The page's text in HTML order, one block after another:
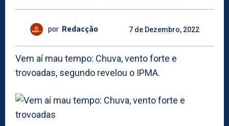
por Redacção 7 de Dezembro, 2022
Vem aí mau tempo: Chuva, vento forte e
trovoadas, segundo revelou o IPMA.